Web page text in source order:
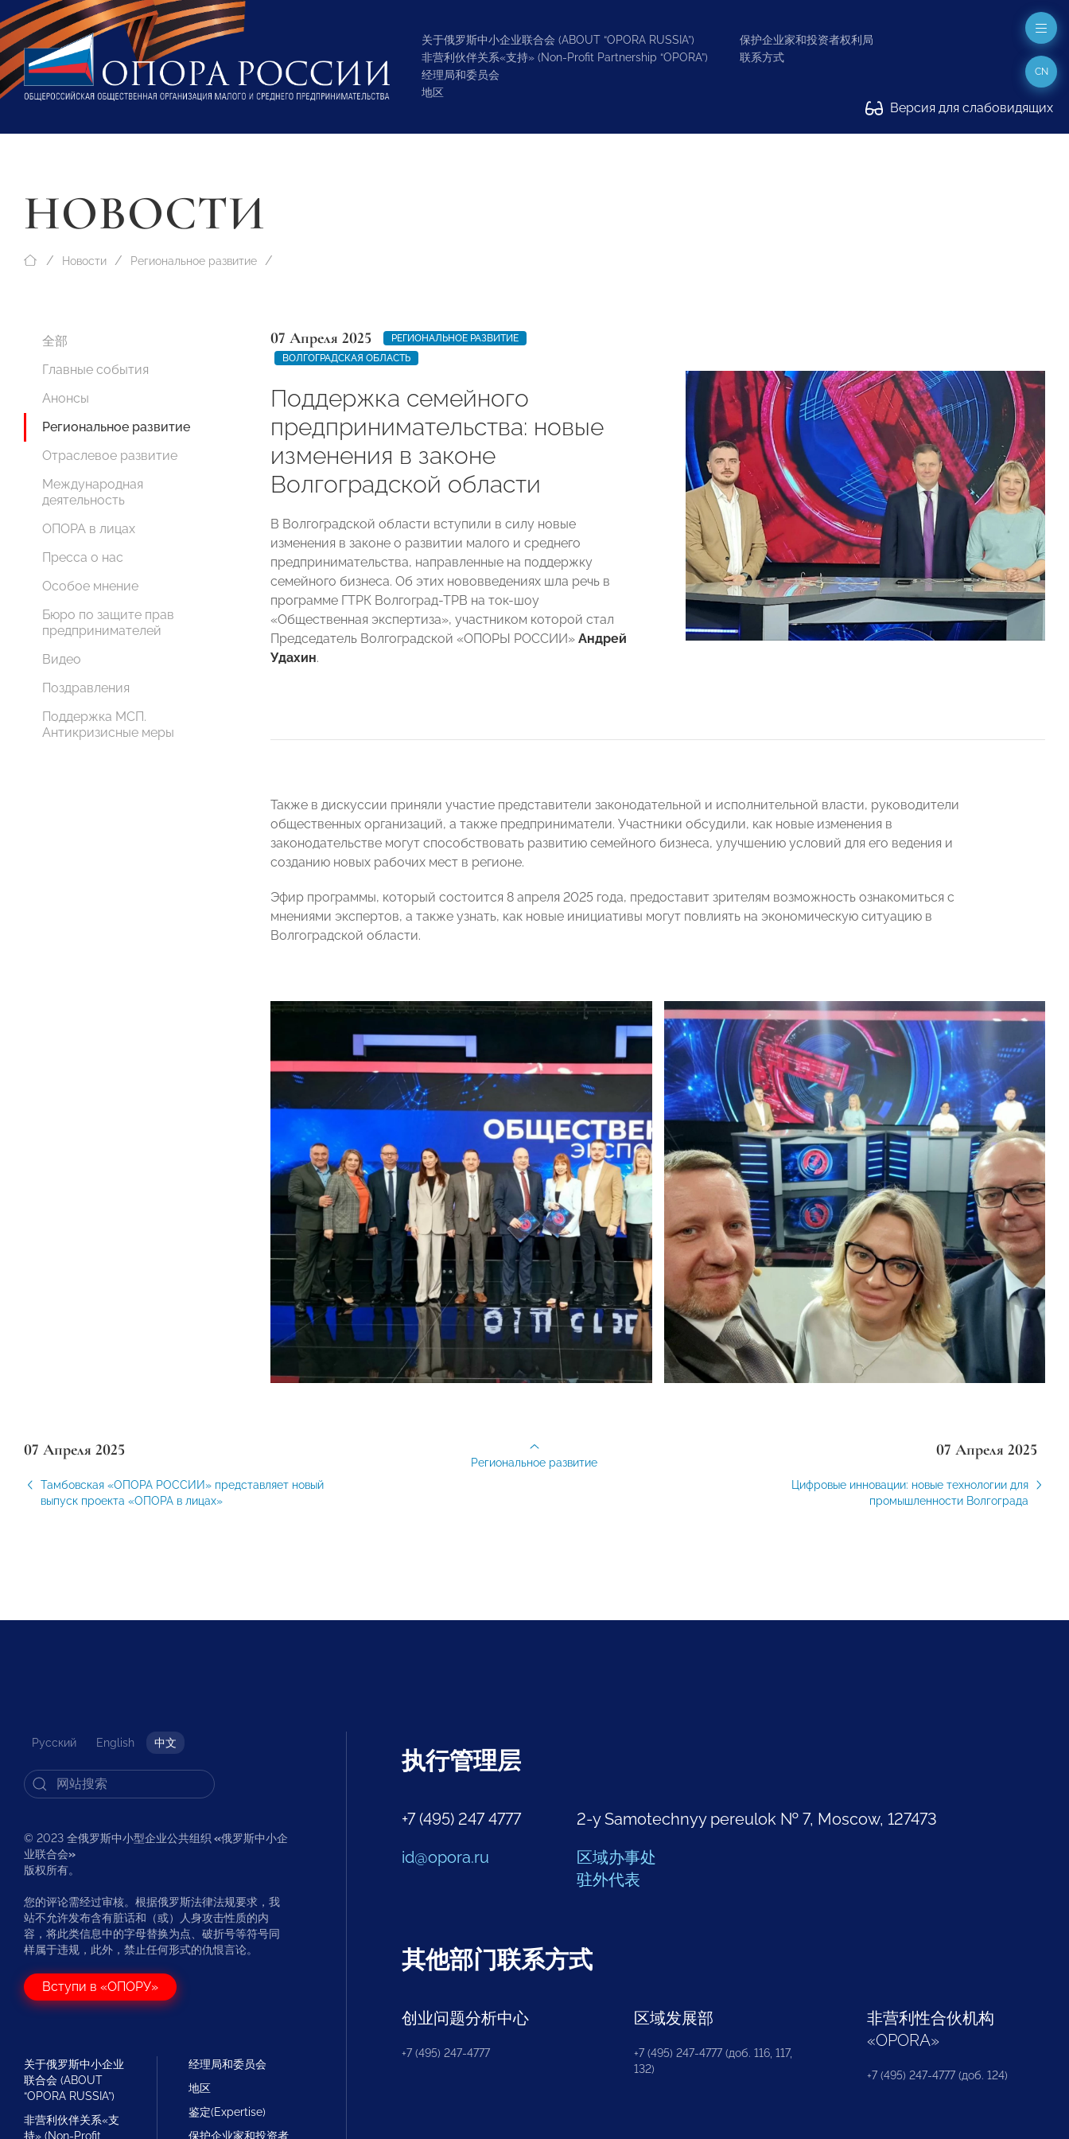
关于俄罗斯中小企业联合会 (ABOUT “OPORA RUSSIA”)
非营利伙伴关系«支持» (Non-Profit Partnership “OPORA”)
经理局和委员会
地区
保护企业家和投资者权利局
联系方式
Версия для слабовидящих
CN
НОВОСТИ
Новости Региональное развитие
全部
Главные события
Анонсы
Региональное развитие
Отраслевое развитие
Международная
деятельность
ОПОРА в лицах
Пресса о нас
Особое мнение
Бюро по защите прав
предпринимателей
Видео
Поздравления
Поддержка МСП.
Антикризисные меры
07 Апреля 2025
РЕГИОНАЛЬНОЕ РАЗВИТИЕ
ВОЛГОГРАДСКАЯ ОБЛАСТЬ
Поддержка семейного
предпринимательства: новые
изменения в законе
Волгоградской области
В Волгоградской области вступили в силу новые
изменения в законе о развитии малого и среднего
предпринимательства, направленные на поддержку
семейного бизнеса. Об этих нововведениях шла речь в
программе ГТРК Волгоград-ТРВ на ток-шоу
«Общественная экспертиза», участником которой стал
Председатель Волгоградской «ОПОРЫ РОССИИ» Андрей
Удахин.
Также в дискуссии приняли участие представители законодательной и исполнительной власти, руководители
общественных организаций, а также предприниматели. Участники обсудили, как новые изменения в
законодательстве могут способствовать развитию семейного бизнеса, улучшению условий для его ведения и
созданию новых рабочих мест в регионе.
Эфир программы, который состоится 8 апреля 2025 года, предоставит зрителям возможность ознакомиться с
мнениями экспертов, а также узнать, как новые инициативы могут повлиять на экономическую ситуацию в
Волгоградской области.
07 Апреля 2025
Тамбовская «ОПОРА РОССИИ» представляет новый
выпуск проекта «ОПОРА в лицах»
07 Апреля 2025
Цифровые инновации: новые технологии для
промышленности Волгограда
Региональное развитие
Русский English 中文
© 2023 全俄罗斯中小型企业公共组织 «俄罗斯中小企
业联合会»
版权所有。
您的评论需经过审核。根据俄罗斯法律法规要求，我
站不允许发布含有脏话和（或）人身攻击性质的内
容，将此类信息中的字母替换为点、破折号等符号同
样属于违规，此外，禁止任何形式的仇恨言论。
Вступи в «ОПОРУ»
关于俄罗斯中小企业
联合会 (ABOUT
“OPORA RUSSIA”)
非营利伙伴关系«支
持» (Non-Profit
经理局和委员会
地区
鉴定(Expertise)
保护企业家和投资者
执行管理层
+7 (495) 247 4777
id@opora.ru
2-y Samotechnyy pereulok № 7, Moscow, 127473
区域办事处
驻外代表
其他部门联系方式
创业问题分析中心
+7 (495) 247-4777
区域发展部
+7 (495) 247-4777 (доб. 116, 117,
132)
非营利性合伙机构
«OPORA»
+7 (495) 247-4777 (доб. 124)